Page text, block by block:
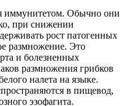
иммунитетом. Обычно они
при снижении
рост патогенных
размножение. Это
и болезненных
размножения грибков
налета на языке.
в пищевод,
эзофагита.